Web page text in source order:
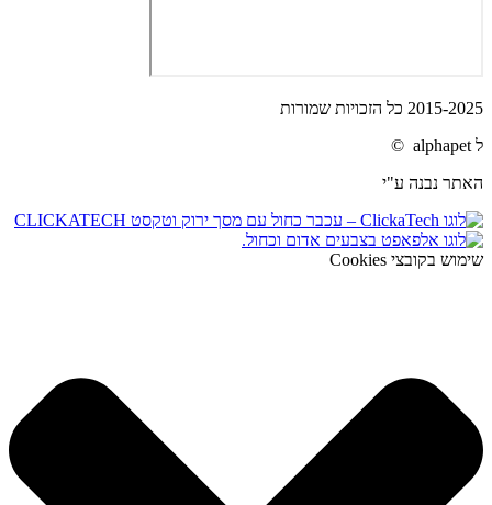
2015-2025 כל הזכויות שמורות
ל alphapet ©
האתר נבנה ע"י
שימוש בקובצי Cookies